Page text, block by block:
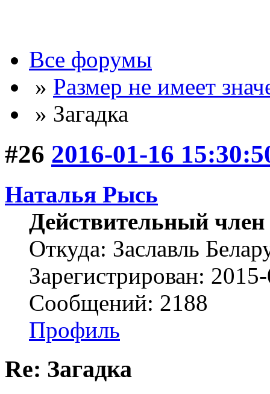
Все форумы
» Размер не имеет
» Загадка
#26 2016-01-16
Наталья Рысь
Действительный член
Откуда: Заславль
Зарегистрирован:
Сообщений: 2188
Профиль
Re: Загадка